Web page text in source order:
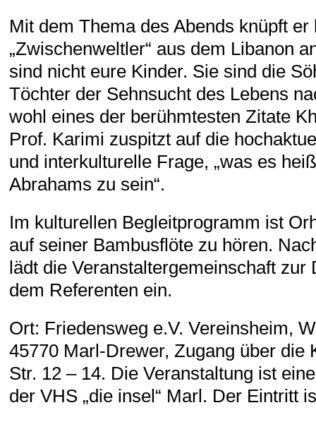
Mit dem Thema des Abends knüpft
„Zwischenweltler“ aus dem Libanon
sind nicht eure Kinder. Sie sind die
Töchter der Sehnsucht des Lebens
wohl eines der berühmtesten Zitate
Prof. Karimi zuspitzt auf die
und interkulturelle Frage, „was es
Abrahams zu sein“.
Im kulturellen Begleitprogramm ist
auf seiner Bambusflöte zu hören.
lädt die Veranstaltergemeinschaft zur
dem Referenten ein.
Ort: Friedensweg e.V. Vereinsheim,
45770 Marl-Drewer, Zugang über die
Str. 12 – 14. Die Veranstaltung ist
der VHS „die insel“ Marl. Der Eintritt